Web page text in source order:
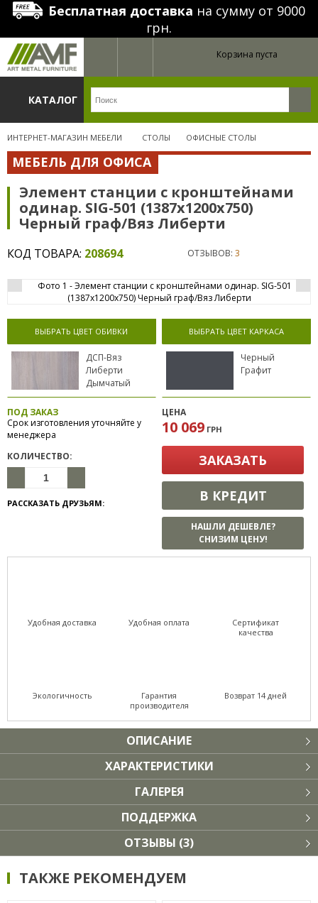
Бесплатная доставка на сумму от 9000
грн.
Корзина пуста
КАТАЛОГ
ИНТЕРНЕТ-МАГАЗИН МЕБЕЛИ СТОЛЫ ОФИСНЫЕ СТОЛЫ
МЕБЕЛЬ ДЛЯ ОФИСА
Элемент станции с кронштейнами
одинар. SIG-501 (1387х1200х750)
Черный граф/Вяз Либерти
КОД ТОВАРА: 208694 ОТЗЫВОВ: 3
ВЫБРАТЬ ЦВЕТ ОБИВКИ
ДСП-Вяз
Либерти
Дымчатый
ВЫБРАТЬ ЦВЕТ КАРКАСА
Черный
Графит
ПОД ЗАКАЗ
Срок изготовления уточняйте у
менеджера
КОЛИЧЕСТВО:
РАССКАЗАТЬ ДРУЗЬЯМ:
ЦЕНА
10 069 ГРН
ЗАКАЗАТЬ
В КРЕДИТ
НАШЛИ ДЕШЕВЛЕ?
СНИЗИМ ЦЕНУ!
Удобная доставка Удобная оплата
Сертификат
качества
Экологичность
Гарантия
производителя
Возврат 14 дней
ОПИСАНИЕ
ХАРАКТЕРИСТИКИ
ГАЛЕРЕЯ
ПОДДЕРЖКА
ОТЗЫВЫ (3)
ТАКЖЕ РЕКОМЕНДУЕМ